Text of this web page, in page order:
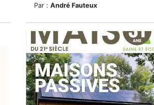
Par : André Fauteux